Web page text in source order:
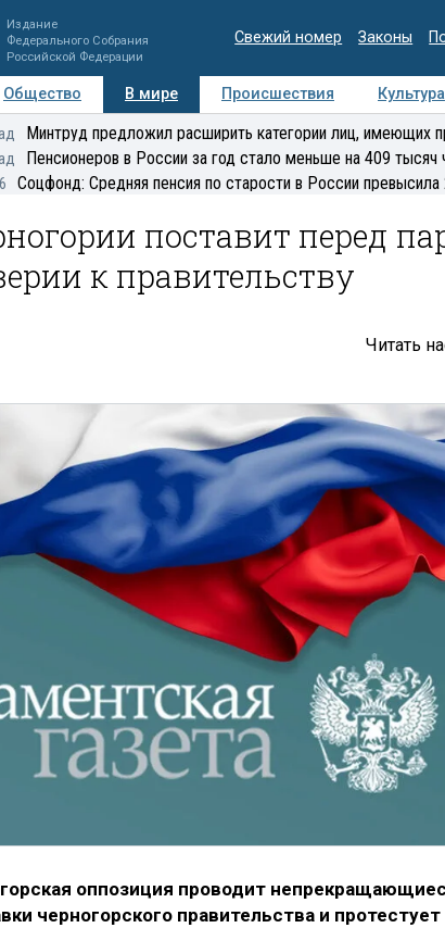
Издание
Федерального Собрания
Российской Федерации
Свежий номер Законы
Общество В мире Происшествия Культура
Регионы Медиацентр Интервью
Минтруд предложил расширить категории лиц, имеющих
Пенсионеров в России за год стало меньше на 409 тысяч
Соцфонд: Средняя пенсия по старости в России превысила
поставит перед
к правительству
Читать
оппозиция проводит
черногорского правительства и